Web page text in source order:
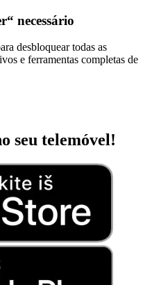
necessário
desbloquear todas as
e ferramentas completas de
seu telemóvel!